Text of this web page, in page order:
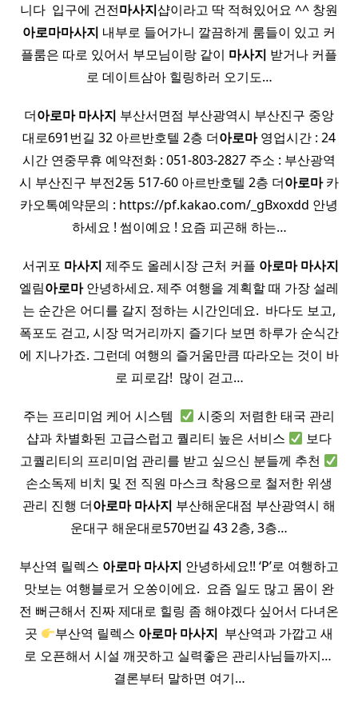
니다 ​ 입구에 건전마사지샵이라고 딱 적혀있어요 ^^ 창원
아로마마사지 내부로 들어가니 깔끔하게 룸들이 있고 커
플룸은 따로 있어서 부모님이랑 같이 마사지 받거나 커플
로 데이트삼아 힐링하러 오기도…
더아로마 마사지 부산서면점 부산광역시 부산진구 중앙
대로691번길 32 아르반호텔 2층 더아로마영업시간 : 24
시간 연중무휴 예약전화 : 051-803-2827 주소 : 부산광역
시 부산진구 부전2동 517-60 아르반호텔 2층 더아로마카
카오톡예약문의 : https://pf.kakao.com/_gBxoxdd 안녕
하세요 ! 썸이예요 ! 요즘 피곤해 하는…
​ 서귀포 마사지 제주도 올레시장 근처 커플 아로마 마사지
엘림아로마안녕하세요. 제주 여행을 계획할 때 가장 설레
는 순간은 어디를 갈지 정하는 시간인데요. ​ 바다도 보고,
폭포도 걷고, 시장 먹거리까지 즐기다 보면 하루가 순식간
에 지나가죠. 그런데 여행의 즐거움만큼 따라오는 것이 바
로 피로감! ​ 많이 걷고…
주는 프리미엄 케어 시스템 ​
시중의 저렴한 태국 관리
샵과 차별화된 고급스럽고 퀄리티 높은 서비스
보다
고퀄리티의 프리미엄 관리를 받고 싶으신 분들께 추천
손소독제 비치 및 전 직원 마스크 착용으로 철저한 위생
관리 진행 더아로마 마사지 부산해운대점 부산광역시 해
운대구 해운대로570번길 43 2층, 3층…
부산역 릴렉스 아로마 마사지 안녕하세요!! ‘P’로 여행하고
맛보는 여행블로거 오쏭이에요. ​ 요즘 일도 많고 몸이 완
전 뻐근해서 진짜 제대로 힐링 좀 해야겠다 싶어서 다녀온
곳
부산역 릴렉스 아로마 마사지 ​ 부산역과 가깝고 새
로 오픈해서 시설 깨끗하고 실력좋은 관리사님들까지… ​
결론부터 말하면 여기…